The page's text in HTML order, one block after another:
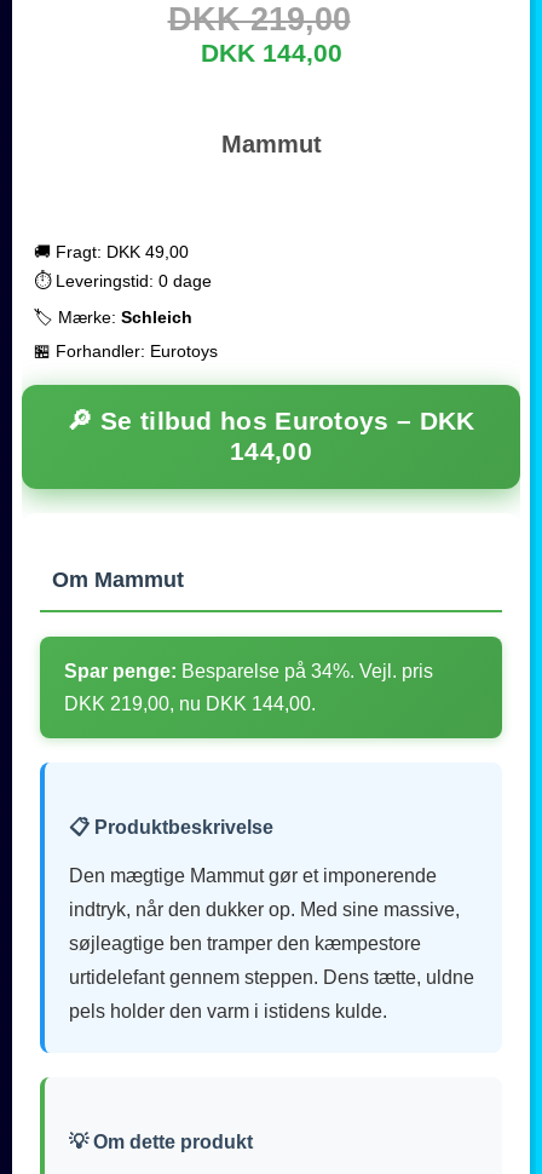
DKK 219,00
DKK 144,00
Mammut
🚚 Fragt: DKK 49,00
⏱️ Leveringstid: 0 dage
🏷️ Mærke: Schleich
🏪 Forhandler: Eurotoys
🔎 Se tilbud hos Eurotoys – DKK
144,00
Om Mammut
Spar penge: Besparelse på 34%. Vejl. pris
DKK 219,00, nu DKK 144,00.
📋 Produktbeskrivelse
Den mægtige Mammut gør et imponerende
indtryk, når den dukker op. Med sine massive,
søjleagtige ben tramper den kæmpestore
urtidelefant gennem steppen. Dens tætte, uldne
pels holder den varm i istidens kulde.
💡 Om dette produkt